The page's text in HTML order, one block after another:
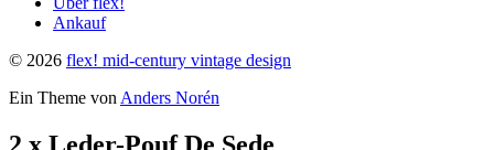
Ankauf
© 2026 flex! mid-century vintage design
Ein Theme von Anders Norén